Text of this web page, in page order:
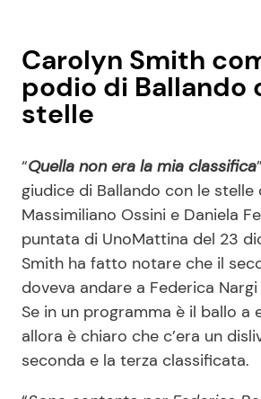
Carolyn Smith
podio di Ballando
stelle
“Quella non era la mia classifica
giudice di Ballando con le
Massimiliano Ossini e Daniela
puntata di UnoMattina del 23
Smith ha fatto notare che il
doveva andare a Federica
Se in un programma è il ballo a
allora è chiaro che c’era un
seconda e la terza classificata.